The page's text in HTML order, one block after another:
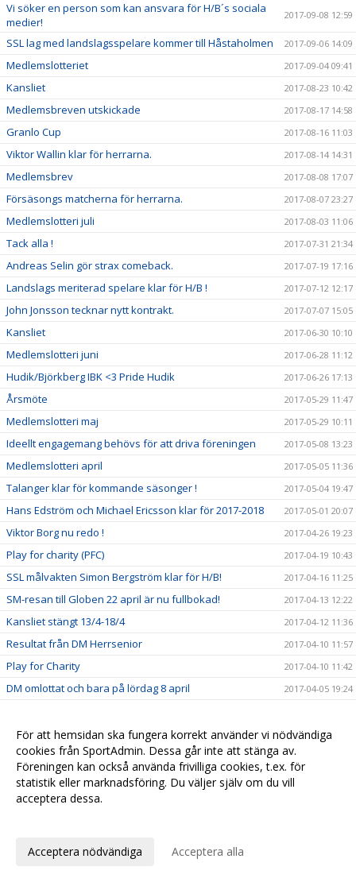
Vi söker en person som kan ansvara för H/B´s sociala
medier!
2017-09-08 12:59
SSL lag med landslagsspelare kommer till Håstaholmen 2017-09-06 14:09
Medlemslotteriet 2017-09-04 09:41
Kansliet 2017-08-23 10:42
Medlemsbreven utskickade 2017-08-17 14:58
Granlo Cup 2017-08-16 11:03
Viktor Wallin klar för herrarna. 2017-08-14 14:31
Medlemsbrev 2017-08-08 17:07
Försäsongs matcherna för herrarna. 2017-08-07 23:27
Medlemslotteri juli 2017-08-03 11:06
Tack alla ! 2017-07-31 21:34
Andreas Selin gör strax comeback. 2017-07-19 17:16
Landslags meriterad spelare klar för H/B ! 2017-07-12 12:17
John Jonsson tecknar nytt kontrakt. 2017-07-07 15:05
Kansliet 2017-06-30 10:10
Medlemslotteri juni 2017-06-28 11:12
Hudik/Björkberg IBK <3 Pride Hudik 2017-06-26 17:13
Årsmöte 2017-05-29 11:47
Medlemslotteri maj 2017-05-29 10:11
Ideellt engagemang behövs för att driva föreningen 2017-05-08 13:23
Medlemslotteri april 2017-05-05 11:36
Talanger klar för kommande säsonger ! 2017-05-04 19:47
Hans Edström och Michael Ericsson klar för 2017-2018 2017-05-01 20:07
Viktor Borg nu redo ! 2017-04-26 19:23
Play for charity (PFC) 2017-04-19 10:43
SSL målvakten Simon Bergström klar för H/B! 2017-04-16 11:25
SM-resan till Globen 22 april är nu fullbokad! 2017-04-13 12:22
Kansliet stängt 13/4-18/4 2017-04-12 11:36
Resultat från DM Herrsenior 2017-04-10 11:57
Play for Charity 2017-04-10 11:42
DM omlottat och bara på lördag 8 april 2017-04-05 19:24
Insamling till Playforcharity 2017-04-04 07:45
Viktor Jansson fullföljer kontraktet. 2017-04-02 14:59
Alexander Hallvars Persson klar för 2017/2018 2017-04-01 13:58
SM-final!
2 talanger förlänger !
För att hemsidan ska fungera korrekt använder vi nödvändiga
cookies från SportAdmin. Dessa går inte att stänga av.
Föreningen kan också använda frivilliga cookies, t.ex. för
statistik eller marknadsföring. Du väljer själv om du vill
acceptera dessa.
Acceptera nödvändiga Acceptera alla